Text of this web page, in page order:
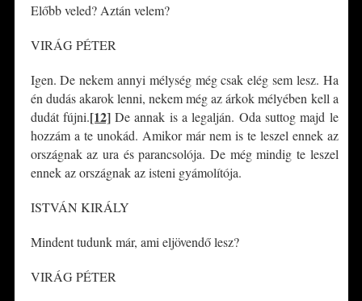
Előbb veled? Aztán velem?
VIRÁG PÉTER
Igen. De nekem annyi mélység még csak elég sem lesz. Ha
én dudás akarok lenni, nekem még az árkok mélyében kell a
dudát fújni.[12]De annak is a legalján. Oda suttog majd le
hozzám a te unokád. Amikor már nem is te leszel ennek az
országnak az ura és parancsolója. De még mindig te leszel
ennek az országnak az isteni gyámolítója.
ISTVÁN KIRÁLY
Mindent tudunk már, ami eljövendő lesz?
VIRÁG PÉTER